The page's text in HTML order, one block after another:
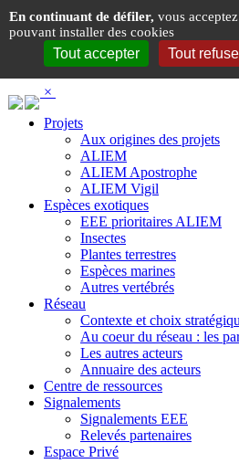
×
Projets
Aux origines des projets
ALIEM
ALIEM Apostrophe
ALIEM Vigil
Espèces exotiques
EEE prioritaires ALIEM
Insectes
Plantes terrestres
Espèces marines
Autres vertébrés
Réseau
Contexte et choix
Au coeur du réseau : les
Les autres acteurs
Annuaire des acteurs
Centre de ressources
Signalements
Signalements EEE
Relevés partenaires
Espace Privé
Panneau de gestion des cookies
En continuant de défiler, vous
pouvant installer des cookies
Tout accepter Tout